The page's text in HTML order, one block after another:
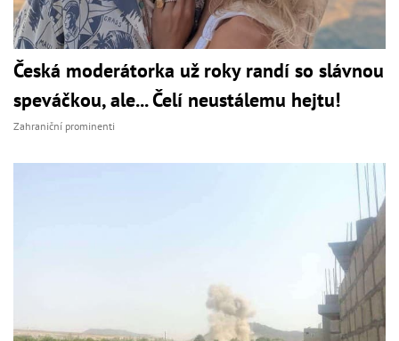
Česká moderátorka už roky randí so slávnou
speváčkou, ale... Čelí neustálemu hejtu!
Zahraniční prominenti